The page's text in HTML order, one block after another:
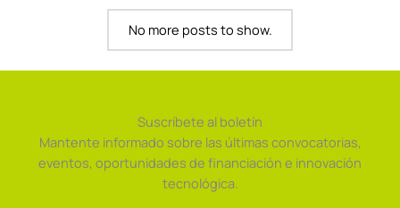
Hernández
No more posts to show.
Suscríbete al boletín
Mantente informado sobre las últimas convocatorias,
eventos, oportunidades de financiación e innovación
tecnológica.